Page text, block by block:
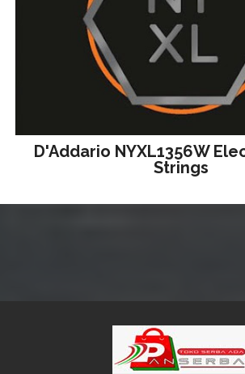
D'Addario NYXL1356W
Strings